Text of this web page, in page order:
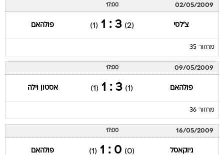
02/05/2009
17:00
צ'לסי (2)
3 : 1
(1) פולהאם
מחזור 35
09/05/2009
17:00
פולהאם (1)
3 : 1
(1) אסטון וילה
מחזור 36
16/05/2009
17:00
ניוקאסל (0)
0 : 1
(1) פולהאם